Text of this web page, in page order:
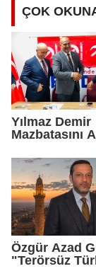
ÇOK
Yılmaz Demir
Mazbatasını
Geldik"
Özgür Azad
"Terörsüz